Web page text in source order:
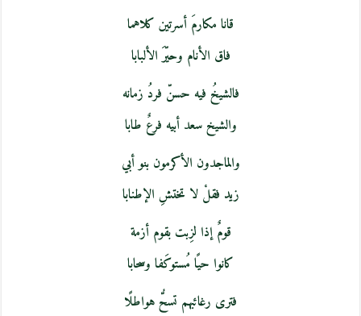
قانا مكارمَ أسرتين كلاهما
فاق الأنام وحيّرَ الألبابا
فالشيخُ فيه حسنّ فردُ زمانه
والشيخ سعد أبيه فرعٌ طابا
والماجدون الأكرمون بنو أبي
زيد فقلْ لا تختشِ الإطنابا
قومٌ إذا لزِبت بقوم أزمة
كانوا حيًا مُستوكَفا وسحابا
فترى رغائبهم تسحُّ هواطلًا